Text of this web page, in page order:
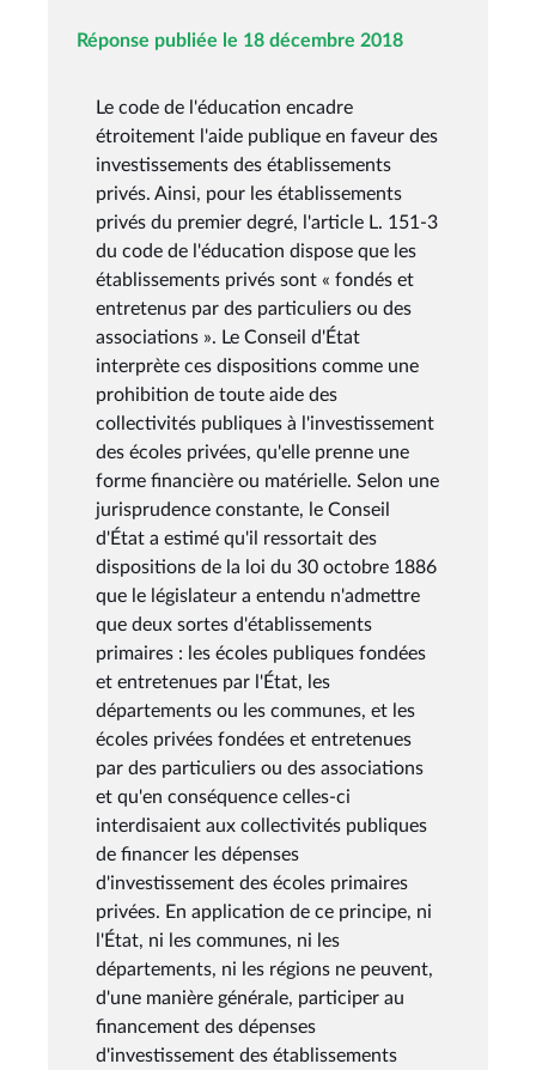
Réponse publiée le 18 décembre 2018
Le code de l'éducation encadre
étroitement l'aide publique en faveur des
investissements des établissements
privés. Ainsi, pour les établissements
privés du premier degré, l'article L. 151-3
du code de l'éducation dispose que les
établissements privés sont « fondés et
entretenus par des particuliers ou des
associations ». Le Conseil d'État
interprète ces dispositions comme une
prohibition de toute aide des
collectivités publiques à l'investissement
des écoles privées, qu'elle prenne une
forme financière ou matérielle. Selon une
jurisprudence constante, le Conseil
d'État a estimé qu'il ressortait des
dispositions de la loi du 30 octobre 1886
que le législateur a entendu n'admettre
que deux sortes d'établissements
primaires : les écoles publiques fondées
et entretenues par l'État, les
départements ou les communes, et les
écoles privées fondées et entretenues
par des particuliers ou des associations
et qu'en conséquence celles-ci
interdisaient aux collectivités publiques
de financer les dépenses
d'investissement des écoles primaires
privées. En application de ce principe, ni
l'État, ni les communes, ni les
départements, ni les régions ne peuvent,
d'une manière générale, participer au
financement des dépenses
d'investissement des établissements